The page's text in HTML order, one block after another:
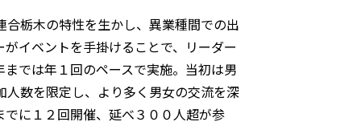
栃木の特性を生かし、異業種間での出
イベントを手掛けることで、リーダー
では年１回のペースで実施。当初は男
数を限定し、より多く男女の交流を深
に１２回開催、延べ３００人超が参